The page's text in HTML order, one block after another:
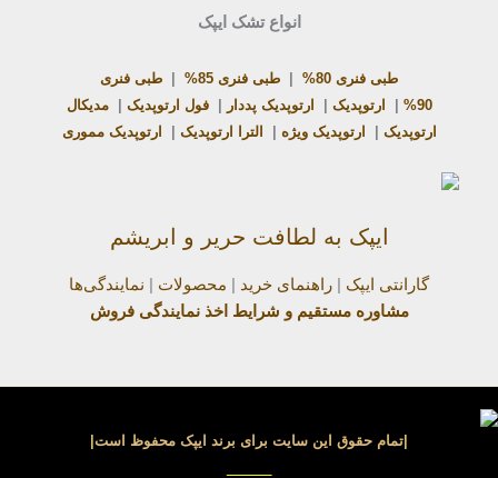
انواع تشک ایپک
طبی فنری 80% طبی فنری 85%
طبی فنری
90%
ارتوپدیک ارتوپدیک پددار |فول ارتوپدیک |مدیکال
ارتوپدیک
ارتوپدیک ویژه الترا ارتوپدیک ارتوپدیک مموری
ایپک به لطافت حریر و ابریشم
گارانتی ایپک | راهنمای خرید | محصولات | نمایندگی‌ها
مشاوره مستقیم و شرایط اخذ نمایندگی فروش
|تمام حقوق این سایت برای برند ایپک محفوظ است|